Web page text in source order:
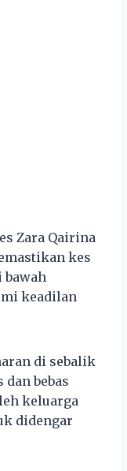
Zara Qairina
kes
bawah
keadilan
di sebalik
bebas
keluarga
didengar